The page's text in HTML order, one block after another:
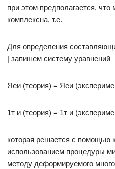
при этом предполагается, что
комплексна, т.е.
Для определения
| запишем систему уравнений
Яеи (теория) = Яеи
1т и (теория) = 1т и
которая решается с помощью
использованием процедуры
методу деформируемого